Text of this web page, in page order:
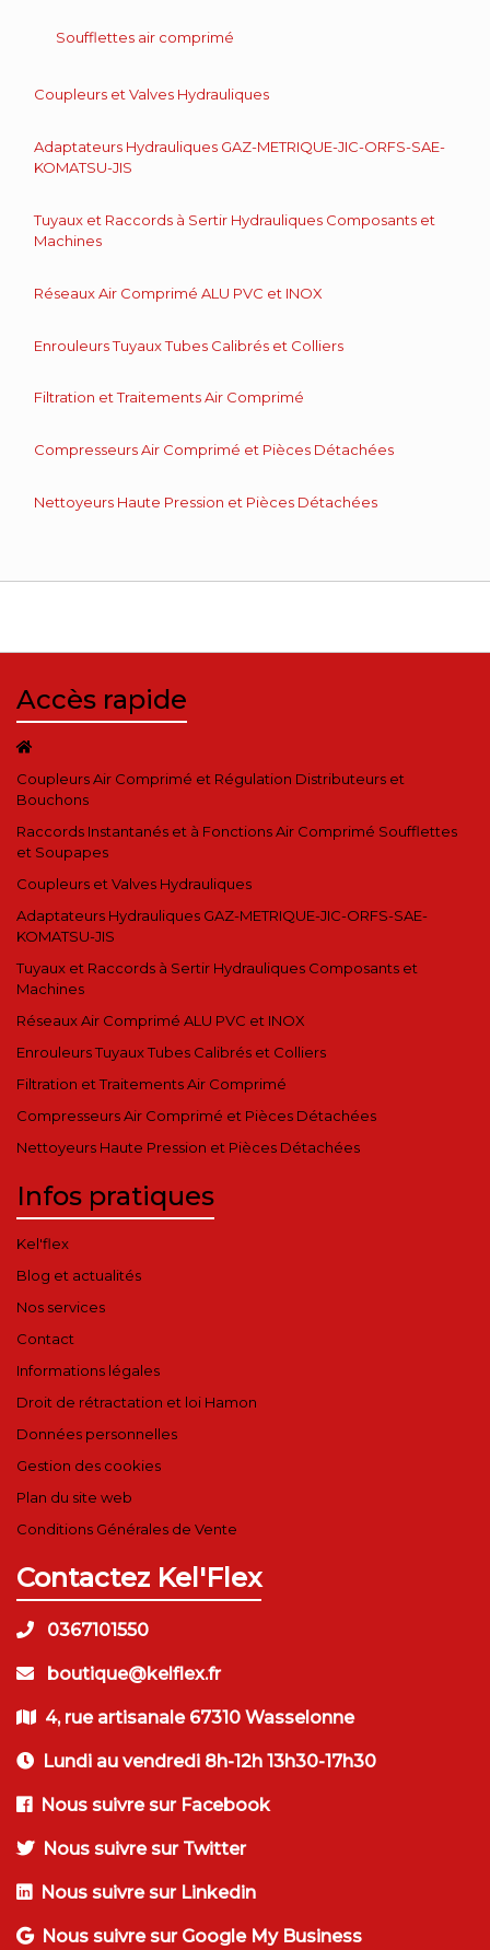
Soufflettes air comprimé
Coupleurs et Valves Hydrauliques
Adaptateurs Hydrauliques GAZ-METRIQUE-JIC-ORFS-SAE-
KOMATSU-JIS
Tuyaux et Raccords à Sertir Hydrauliques Composants et
Machines
Réseaux Air Comprimé ALU PVC et INOX
Enrouleurs Tuyaux Tubes Calibrés et Colliers
Filtration et Traitements Air Comprimé
Compresseurs Air Comprimé et Pièces Détachées
Nettoyeurs Haute Pression et Pièces Détachées
Accès rapide
Coupleurs Air Comprimé et Régulation Distributeurs et
Bouchons
Raccords Instantanés et à Fonctions Air Comprimé Soufflettes
et Soupapes
Coupleurs et Valves Hydrauliques
Adaptateurs Hydrauliques GAZ-METRIQUE-JIC-ORFS-SAE-
KOMATSU-JIS
Tuyaux et Raccords à Sertir Hydrauliques Composants et
Machines
Réseaux Air Comprimé ALU PVC et INOX
Enrouleurs Tuyaux Tubes Calibrés et Colliers
Filtration et Traitements Air Comprimé
Compresseurs Air Comprimé et Pièces Détachées
Nettoyeurs Haute Pression et Pièces Détachées
Infos pratiques
Kel'flex
Blog et actualités
Nos services
Contact
Informations légales
Droit de rétractation et loi Hamon
Données personnelles
Gestion des cookies
Plan du site web
Conditions Générales de Vente
Contactez Kel'Flex
0367101550
boutique@kelflex.fr
4, rue artisanale 67310 Wasselonne
Lundi au vendredi 8h-12h 13h30-17h30
Nous suivre sur Facebook
Nous suivre sur Twitter
Nous suivre sur Linkedin
Nous suivre sur Google My Business